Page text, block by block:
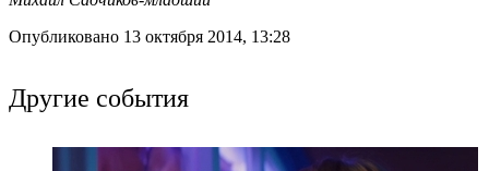
Опубликовано 13 октября 2014, 13:28
Другие события